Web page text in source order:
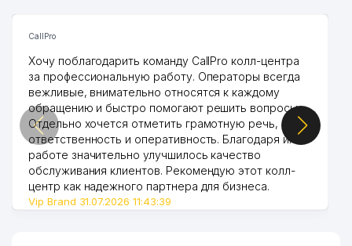
CallPro
Хочу поблагодарить команду CallPro колл-центра
за профессиональную работу. Операторы всегда
вежливые, внимательно относятся к каждому
обращению и быстро помогают решить вопросы.
Отдельно хочется отметить грамотную речь,
ответственность и оперативность. Благодаря их
работе значительно улучшилось качество
обслуживания клиентов. Рекомендую этот колл-
центр как надежного партнера для бизнеса.
Vip Brand 31.07.2026 11:43:39